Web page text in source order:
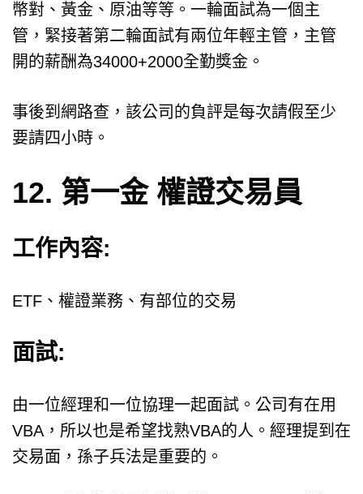
幣對、黃金、原油等等。一輪面試為一個主
管，緊接著第二輪面試有兩位年輕主管，主管
開的薪酬為34000+2000全勤獎金。
事後到網路查，該公司的負評是每次請假至少
要請四小時。
12. 第一金 權證交易員
工作內容:
ETF、權證業務、有部位的交易
面試:
由一位經理和一位協理一起面試。公司有在用
VBA，所以也是希望找熟VBA的人。經理提到在
交易面，孫子兵法是重要的。